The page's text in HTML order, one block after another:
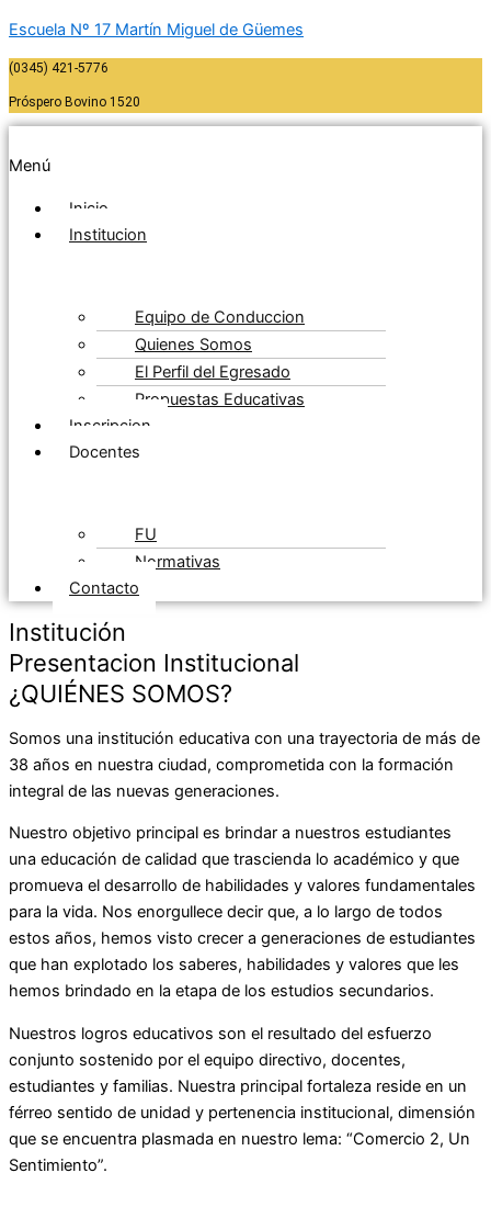
Escuela Nº 17 Martín Miguel de Güemes
(0345) 421-5776
Próspero Bovino 1520
Menú
Inicio
Institucion
Equipo de Conduccion
Quienes Somos
El Perfil del Egresado
Propuestas Educativas
Inscripcion
Docentes
FU
Normativas
Contacto
Institución
Presentacion Institucional
¿QUIÉNES SOMOS?
Somos una institución educativa con una trayectoria de más de
38 años en nuestra ciudad, comprometida con la formación
integral de las nuevas generaciones.
Nuestro objetivo principal es brindar a nuestros estudiantes
una educación de calidad que trascienda lo académico y que
promueva el desarrollo de habilidades y valores fundamentales
para la vida. Nos enorgullece decir que, a lo largo de todos
estos años, hemos visto crecer a generaciones de estudiantes
que han explotado los saberes, habilidades y valores que les
hemos brindado en la etapa de los estudios secundarios.
Nuestros logros educativos son el resultado del esfuerzo
conjunto sostenido por el equipo directivo, docentes,
estudiantes y familias. Nuestra principal fortaleza reside en un
férreo sentido de unidad y pertenencia institucional, dimensión
que se encuentra plasmada en nuestro lema: “Comercio 2, Un
Sentimiento”.